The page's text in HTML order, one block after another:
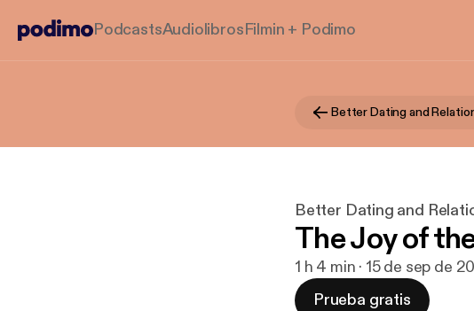
PodcastsAudiolibrosFilmin + Podimo
Better Dating and
Better Dating and
The Joy of
1 h 4 min · 15 de sep de
Prueba gratis